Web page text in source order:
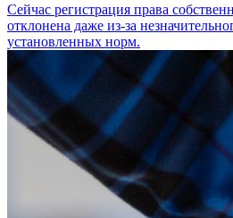
Сейчас регистрация права
отклонена даже из-за
установленных норм.